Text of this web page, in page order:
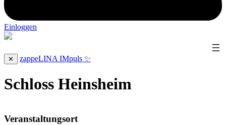
Einloggen
✕ zappeLINA IMpuls ✨
Schloss Heinsheim
Veranstaltungsort